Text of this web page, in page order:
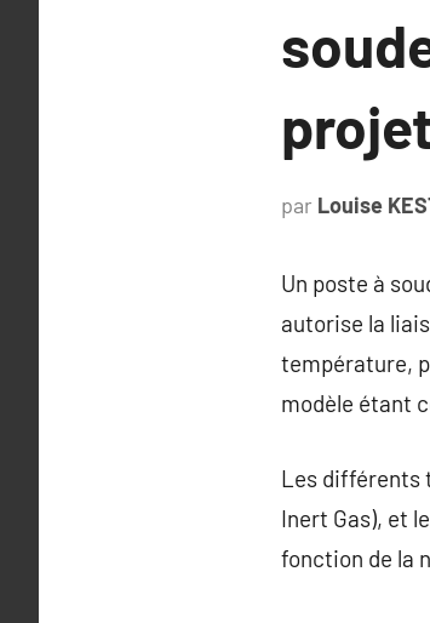
par Louise
Un poste à
autorise la
température,
modèle étant
Les différents
Inert Gas), et
fonction de la